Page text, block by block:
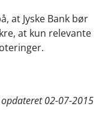
at Jyske Bank bør
at kun relevante
opdateret02-07-2015